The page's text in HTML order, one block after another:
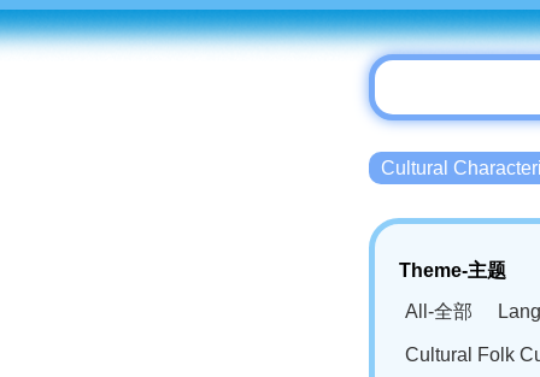
Cultural
Theme-主题
All-全部
Cultural Folk